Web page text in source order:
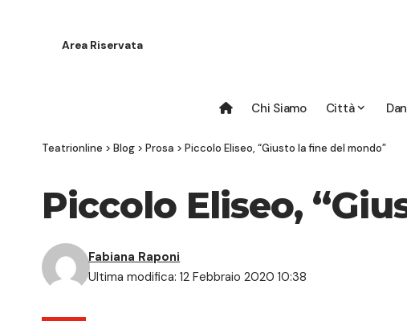
Area Riservata
Chi Siamo Città
Teatrionline > Blog > Prosa > Piccolo Eliseo, “Giusto la fine del mondo”
Piccolo Eliseo,
Ultima modifica: 12 Febbraio 2020 10:38
Fabiana Raponi